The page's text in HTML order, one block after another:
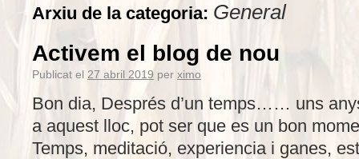
Arxiu de la categoria: General
Activem el blog de nou
Publicat el 27 abril 2019 per ximo
Bon dia, Després d’un temps…… uns
a aquest lloc, pot ser que es un bon
Temps, meditació, experiencia i ganes,